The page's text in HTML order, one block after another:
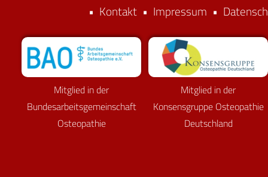
• Kontakt • Impressum •
Mitglied in der
Bundesarbeitsgemeinschaft
Osteopathie
Mitglied in der
Konsensgruppe Osteopathie
Deutschland